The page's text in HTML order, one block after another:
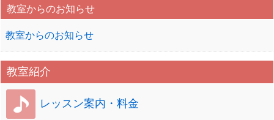
教室からのお知らせ
教室からのお知らせ
教室紹介
レッスン案内・料金